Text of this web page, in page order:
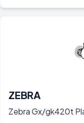
ZEBRA
Zebra Gx/gk420t